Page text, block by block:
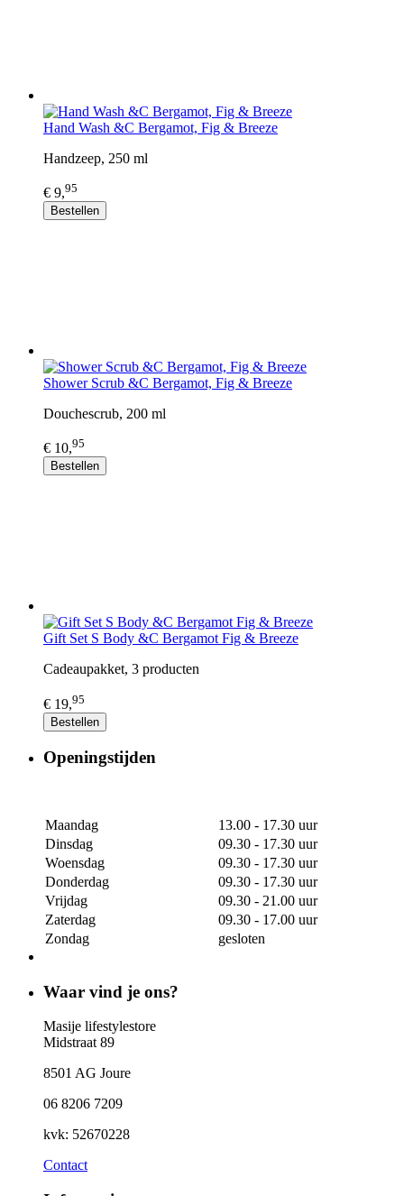
Hand Wash &C Bergamot, Fig & Breeze
Handzeep, 250 ml
€ 9,95
Bestellen
Shower Scrub &C Bergamot, Fig & Breeze
Douchescrub, 200 ml
€ 10,95
Bestellen
Gift Set S Body &C Bergamot Fig & Breeze
Cadeaupakket, 3 producten
€ 19,95
Bestellen
Openingstijden
Maandag
13.00 - 17.30 uur
Dinsdag
09.30 - 17.30 uur
Woensdag
09.30 - 17.30 uur
Donderdag
09.30 - 17.30 uur
Vrijdag
09.30 - 21.00 uur
Zaterdag
09.30 - 17.00 uur
Zondag
gesloten
Waar vind je ons?
Masije lifestylestore
Midstraat 89
8501 AG Joure
06 8206 7209
kvk: 52670228
Contact